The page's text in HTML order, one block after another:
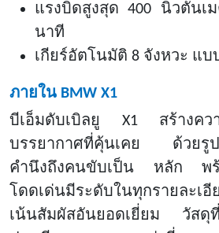
แรงบิดสูงสุด400 นิวตันเ
นาที
เกียร์อัตโนมัติ 8 จังหวะ แบ
ภายใน BMW X1
บีเอ็มดับเบิลยู X1 สร้างคว
บรรยากาศที่คุ้นเคย ด้วยรูป
คำนึงถึงคนขับเป็น หลัก พร้
โดดเด่นมีระดับในทุกรายละ
เน้นสัมผัสอันยอดเยี่ยม วัสดุ